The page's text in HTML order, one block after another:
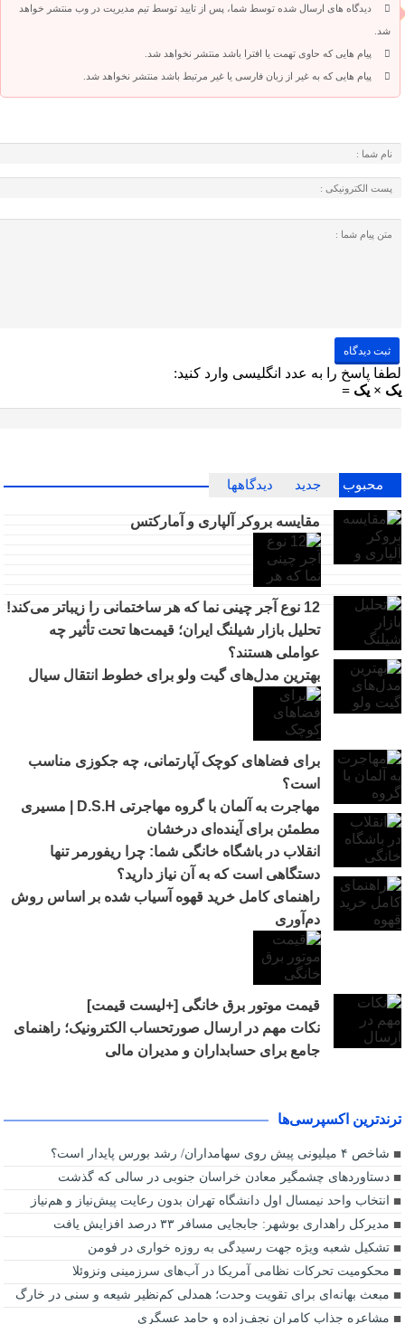
دیدگاه های ارسال شده توسط شما، پس از تایید توسط تیم مدیریت در وب منتشر خواهد
شد.
پیام هایی که حاوی تهمت یا افترا باشد منتشر نخواهد شد.
پیام هایی که به غیر از زبان فارسی یا غیر مرتبط باشد منتشر نخواهد شد.
لطفا پاسخ را به عدد انگلیسی وارد کنید:
یک × یک =
محبوب جدید دیدگاهها
مقایسه بروکر آلپاری و آمارکتس
12 نوع آجر چینی نما که هر ساختمانی را زیباتر می‌کند!
تحلیل بازار شیلنگ ایران؛ قیمت‌ها تحت تأثیر چه
عواملی هستند؟
بهترین مدل‌های گیت ولو برای خطوط انتقال سیال
برای فضاهای کوچک آپارتمانی، چه جکوزی مناسب
است؟
مهاجرت به آلمان با گروه مهاجرتی D.S.H | مسیری
مطمئن برای آینده‌ای درخشان
انقلاب در باشگاه خانگی شما: چرا ریفورمر تنها
دستگاهی است که به آن نیاز دارید؟
راهنمای کامل خرید قهوه آسیاب شده بر اساس روش
دم‌آوری
قیمت موتور برق خانگی [+لیست قیمت]
نکات مهم در ارسال صورتحساب الکترونیک؛ راهنمای
جامع برای حسابداران و مدیران مالی
ترندترین اکسپرسی‌ها
شاخص ۴ میلیونی پیش روی سهامداران/ رشد بورس پایدار است؟
دستاوردهای چشمگیر معادن خراسان جنوبی در سالی که گذشت
انتخاب واحد نیمسال اول دانشگاه تهران بدون رعایت پیش‌نیاز و هم‌نیاز
مدیرکل راهداری بوشهر: جابجایی مسافر ۳۳ درصد افزایش یافت
تشکیل شعبه ویژه جهت رسیدگی به روزه خواری در فومن
محکومیت تحرکات نظامی آمریکا در آب‌های سرزمینی ونزوئلا
مبعث بهانه‌ای برای تقویت وحدت؛ همدلی کم‌نظیر شیعه و سنی در خارگ
مشاعره جذاب کامران نجف‌زاده و حامد عسگری